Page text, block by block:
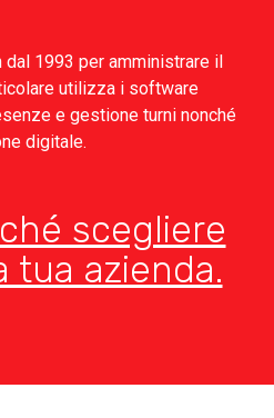
dal 1993 per amministrare il
utilizza i software
e gestione turni nonché
digitale.
scegliere
tua azienda.